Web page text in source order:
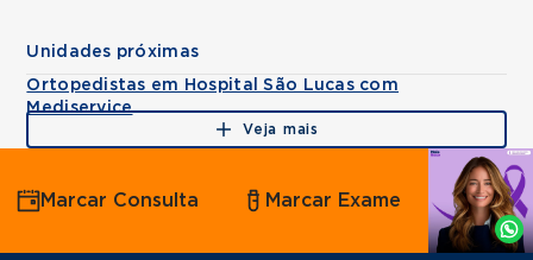
Unidades próximas
Ortopedistas em Hospital São Lucas com
Mediservice
Veja mais
Agende
por
Whatsapp
Marcar Consulta Marcar Exame